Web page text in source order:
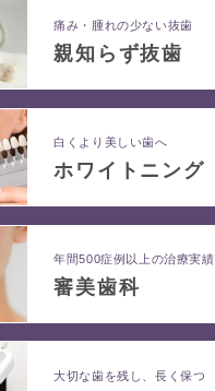
痛み・腫れの少ない抜歯
親知らず抜歯
白くより美しい歯へ
ホワイトニング
年間500症例以上の治療実績
審美歯科
大切な歯を残し、長く保つ